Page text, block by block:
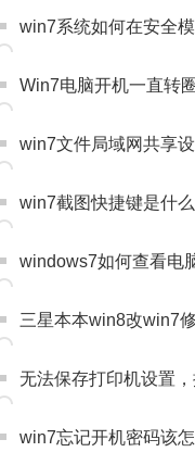
win7系统如何在安全
Win7电脑开机一直转
win7文件局域网共享
win7截图快捷键是什么
windows7如何查看电
三星本本win8改win7
无法保存打印机设置
win7忘记开机密码该